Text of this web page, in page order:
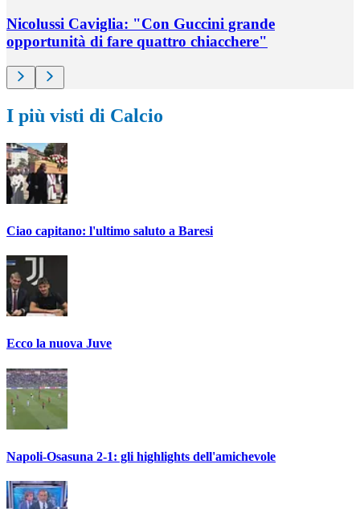
Nicolussi Caviglia: "Con Guccini grande
opportunità di fare quattro chiacchere"
I più visti di Calcio
Ciao capitano: l'ultimo saluto a Baresi
Ecco la nuova Juve
Napoli-Osasuna 2-1: gli highlights dell'amichevole